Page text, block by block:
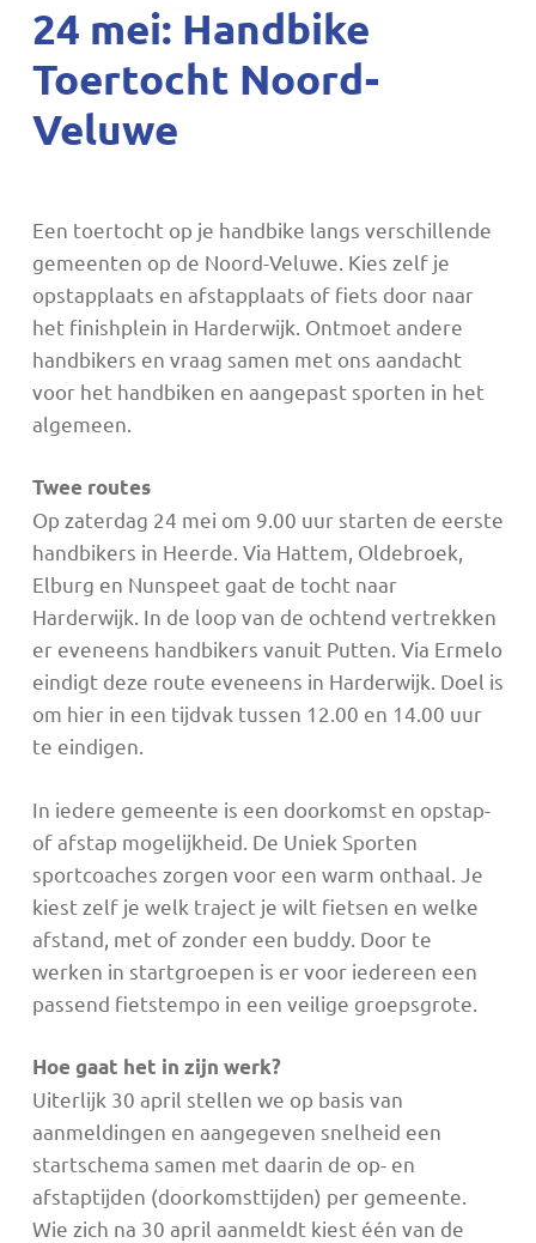
24 mei: Handbike
Toertocht Noord-
Veluwe
Een toertocht op je handbike langs verschillende
gemeenten op de Noord-Veluwe. Kies zelf je
opstapplaats en afstapplaats of fiets door naar
het finishplein in Harderwijk. Ontmoet andere
handbikers en vraag samen met ons aandacht
voor het handbiken en aangepast sporten in het
algemeen.
Twee routes
Op zaterdag 24 mei om 9.00 uur starten de eerste
handbikers in Heerde. Via Hattem, Oldebroek,
Elburg en Nunspeet gaat de tocht naar
Harderwijk. In de loop van de ochtend vertrekken
er eveneens handbikers vanuit Putten. Via Ermelo
eindigt deze route eveneens in Harderwijk. Doel is
om hier in een tijdvak tussen 12.00 en 14.00 uur
te eindigen.
In iedere gemeente is een doorkomst en opstap-
of afstap mogelijkheid. De Uniek Sporten
sportcoaches zorgen voor een warm onthaal. Je
kiest zelf je welk traject je wilt fietsen en welke
afstand, met of zonder een buddy. Door te
werken in startgroepen is er voor iedereen een
passend fietstempo in een veilige groepsgrote.
Hoe gaat het in zijn werk?
Uiterlijk 30 april stellen we op basis van
aanmeldingen en aangegeven snelheid een
startschema samen met daarin de op- en
afstaptijden (doorkomsttijden) per gemeente.
Wie zich na 30 april aanmeldt kiest één van de